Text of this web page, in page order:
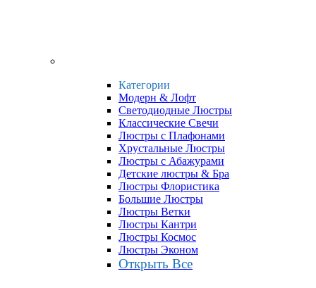
Категории
Модерн & Лофт
Светодиодные Люстры
Классические Свечи
Люстры с Плафонами
Хрустальные Люстры
Люстры с Абажурами
Детские люстры & Бра
Люстры Флористика
Большие Люстры
Люстры Ветки
Люстры Кантри
Люстры Космос
Люстры Эконом
Открыть Все